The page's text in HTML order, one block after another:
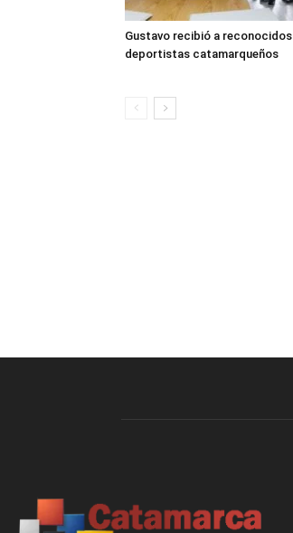
Gustavo recibió a reconocidos
deportistas catamarqueños